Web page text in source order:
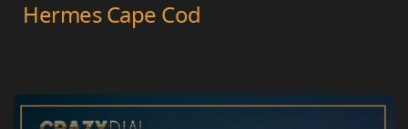
Hermes Cape Cod